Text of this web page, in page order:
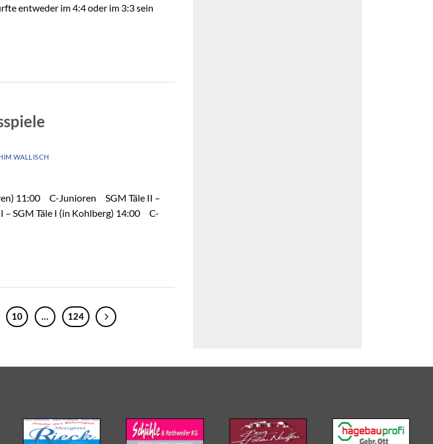
entweder im 4:4 oder im 3:3 sein
WALLISCH
11:00 C-Junioren SGM Täle II –
SGM Täle I (in Kohlberg) 14:00 C-
10 … 124